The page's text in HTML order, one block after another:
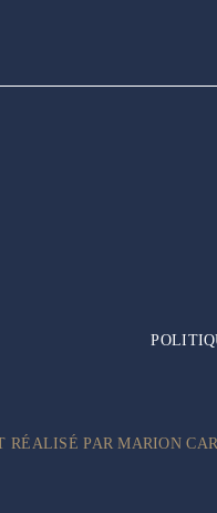
RÉALISÉ PAR MARION